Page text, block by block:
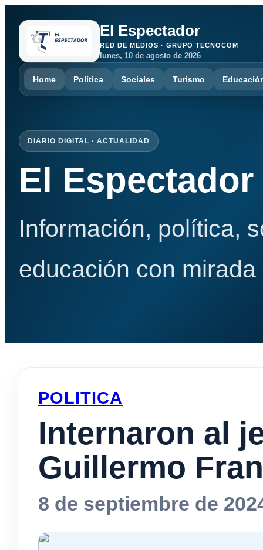
El Espectador
RED DE MEDIOS · GRUPO TECNOCOM
lunes, 10 de agosto de 2026
Home Política Sociales Turismo
DIARIO DIGITAL · ACTUALIDAD
El Espectador
Información, política,
educación con
POLITICA
Internaron al
Guillermo
8 de septiembre de